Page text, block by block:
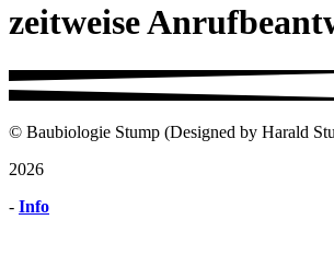
zeitweise
© Baubiologie Stump (Designed by Harald
2026
- Info